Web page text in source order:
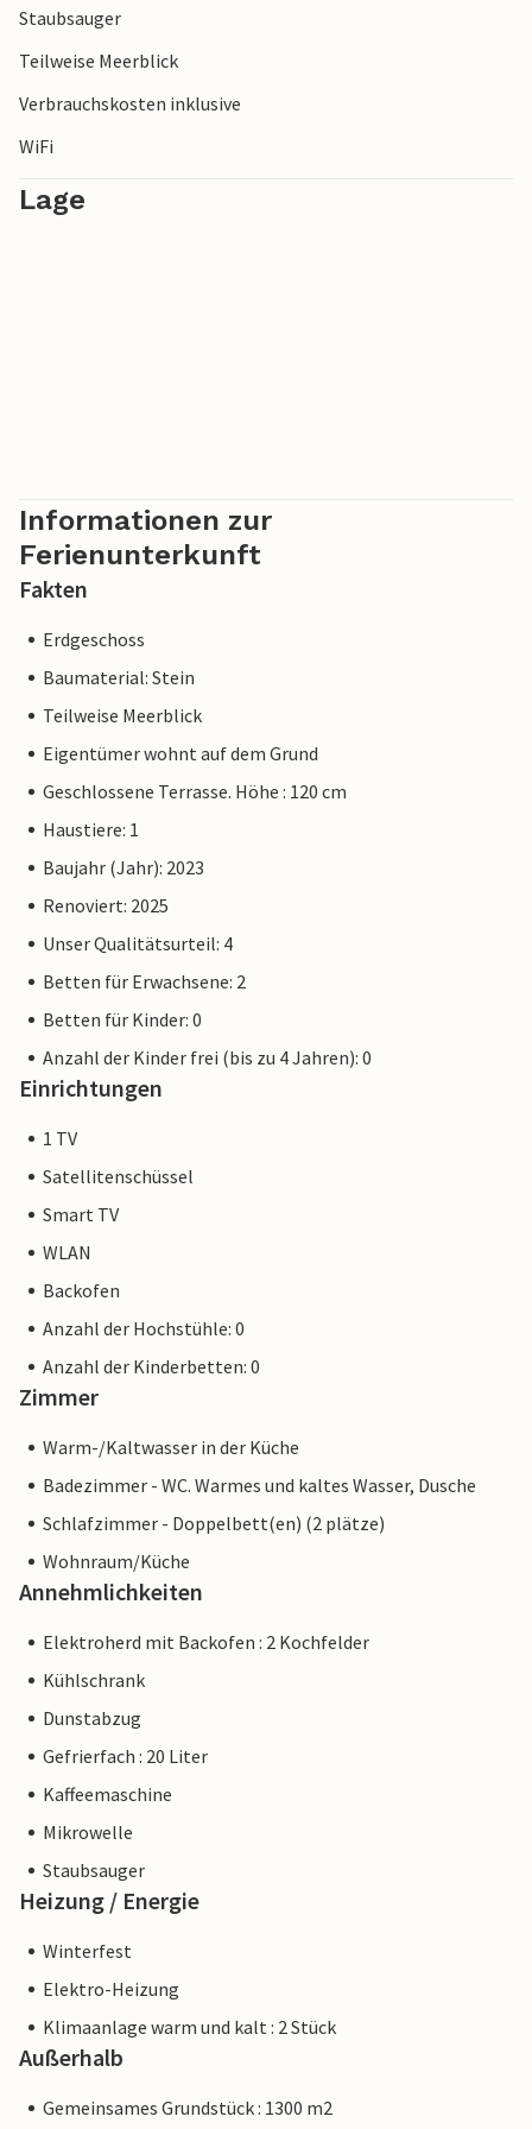
angenehme Atmosphäre bei einem Abendspaziergang
entlang der Uferpromenade.
Staubsauger
Teilweise Meerblick
Verbrauchskosten inklusive
WiFi
Lage
Informationen zur
Ferienunterkunft
Fakten
Erdgeschoss
Baumaterial: Stein
Teilweise Meerblick
Eigentümer wohnt auf dem Grund
Geschlossene Terrasse. Höhe : 120 cm
Haustiere: 1
Baujahr (Jahr): 2023
Renoviert: 2025
Unser Qualitätsurteil: 4
Betten für Erwachsene: 2
Betten für Kinder: 0
Anzahl der Kinder frei (bis zu 4 Jahren): 0
Einrichtungen
1 TV
Satellitenschüssel
Smart TV
WLAN
Backofen
Anzahl der Hochstühle: 0
Anzahl der Kinderbetten: 0
Zimmer
Warm-/Kaltwasser in der Küche
Badezimmer - WC. Warmes und kaltes Wasser, Dusche
Schlafzimmer - Doppelbett(en) (2 plätze)
Wohnraum/Küche
Annehmlichkeiten
Elektroherd mit Backofen : 2 Kochfelder
Kühlschrank
Dunstabzug
Gefrierfach : 20 Liter
Kaffeemaschine
Mikrowelle
Staubsauger
Heizung / Energie
Winterfest
Elektro-Heizung
Klimaanlage warm und kalt : 2 Stück
Außerhalb
Gemeinsames Grundstück : 1300 m2